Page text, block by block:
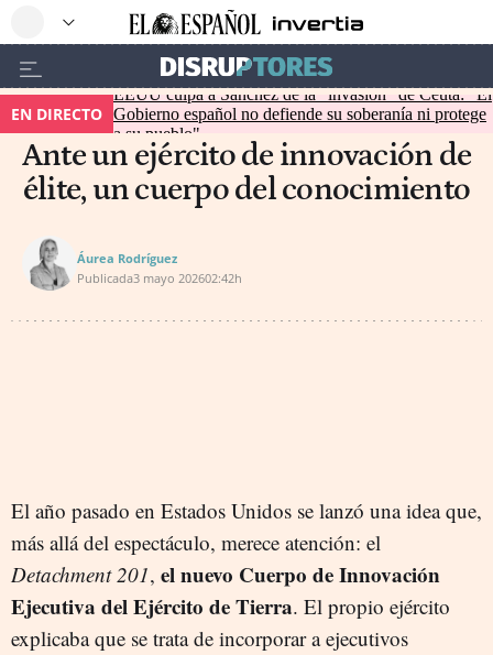
EN DIRECTO
EEUU culpa a Sánchez de la "invasión" de Ceuta: "El
Gobierno español no defiende su soberanía ni protege
a su pueblo"
Ante un ejército de innovación de
élite, un cuerpo del conocimiento
Áurea Rodríguez
Publicada3 mayo 202602:42h
El año pasado en Estados Unidos se lanzó una idea que,
más allá del espectáculo, merece atención: el
Detachment 201, el nuevo Cuerpo de Innovación
Ejecutiva del Ejército de Tierra. El propio ejército
explicaba que se trata de incorporar a ejecutivos